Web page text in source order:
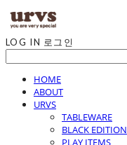
LOG IN 로그인
HOME
ABOUT
URVS
TABLEWARE
BLACK EDITION